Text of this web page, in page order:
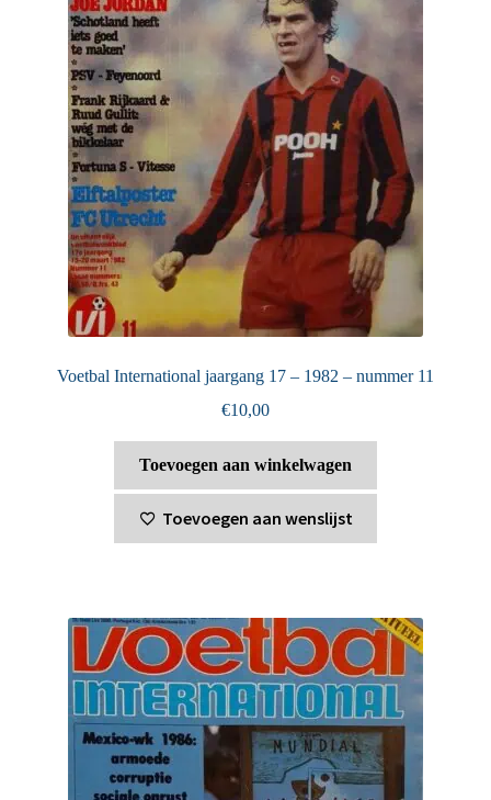
Puntertjes
Contact
Voetbal International jaargang 17 – 1982 – nummer 11
€10,00
Toevoegen aan winkelwagen
Toevoegen aan wenslijst